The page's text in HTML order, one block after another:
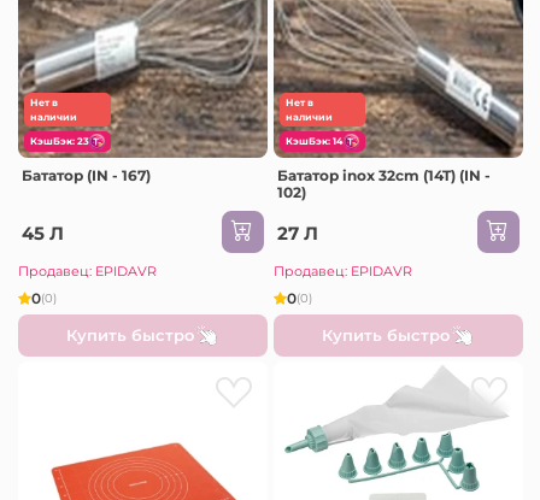
Нет в
наличии
КэшБэк: 23
Бататор (IN - 167)
45 Л
Продавец: EPIDAVR
0(0)
Купить быстро
Нет в
наличии
КэшБэк: 14
Бататор inox 32cm (14T) (IN -
102)
27 Л
Продавец: EPIDAVR
0(0)
Купить быстро